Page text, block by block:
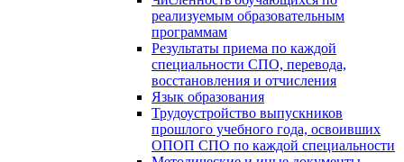
реализуемым образовательным
программам
Результаты приема по каждой
специальности СПО, перевода,
восстановления и отчисления
Язык образования
Трудоустройство выпускников
прошлого учебного года, освоивших
ОПОП СПО по каждой специальности